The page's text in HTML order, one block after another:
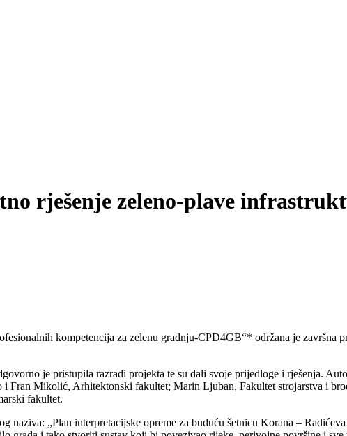
rješenje zeleno-plave
kompetencija za zelenu gradnju-CPD4GB“* održana je završna
je pristupila razradi projekta te su dali svoje prijedloge i rješenja.
Fran Mikolić, Arhitektonski fakultet; Marin Ljuban, Fakultet strojarstva i
fakultet.
naziva: „Plan interpretacijske opreme za buduću šetnicu Korana –